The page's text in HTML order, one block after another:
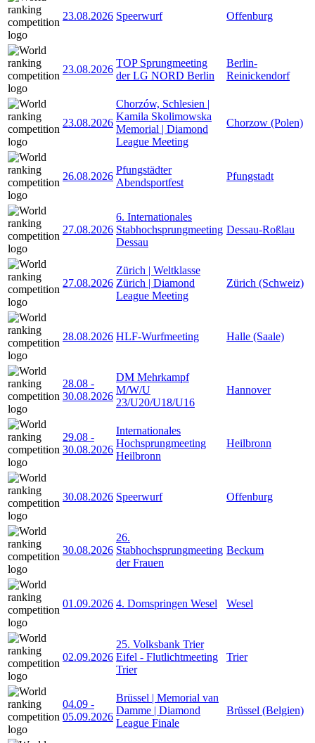
23.08.2026 Speerwurf Offenburg
23.08.2026
TOP Sprungmeeting
der LG NORD Berlin
Berlin-
Reinickendorf
23.08.2026
Chorzów, Schlesien |
Kamila Skolimowska
Memorial | Diamond
League Meeting
Chorzow (Polen)
26.08.2026
Pfungstädter
Abendsportfest
Pfungstadt
27.08.2026
6. Internationales
Stabhochsprungmeeting
Dessau
Dessau-Roßlau
27.08.2026
Zürich | Weltklasse
Zürich | Diamond
League Meeting
Zürich (Schweiz)
28.08.2026 HLF-Wurfmeeting Halle (Saale)
28.08 -
30.08.2026
DM Mehrkampf
M/W/U
23/U20/U18/U16
Hannover
29.08 -
30.08.2026
Internationales
Hochsprungmeeting
Heilbronn
Heilbronn
30.08.2026 Speerwurf Offenburg
30.08.2026
26.
Stabhochsprungmeeting
der Frauen
Beckum
01.09.2026 4. Domspringen Wesel Wesel
02.09.2026
25. Volksbank Trier
Eifel - Flutlichtmeeting
Trier
Trier
04.09 -
05.09.2026
Brüssel | Memorial van
Damme | Diamond
League Finale
Brüssel (Belgien)